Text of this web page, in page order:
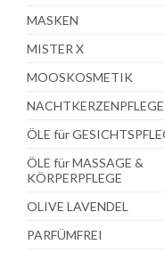
MASKEN
MISTER X
MOOSKOSMETIK
NACHTKERZENPFLEGE
ÖLE für
ÖLE für MASSAGE &
KÖRPERPFLEGE
OLIVE LAVENDEL
PARFÜMFREI